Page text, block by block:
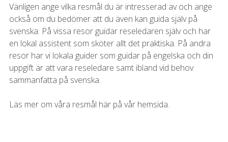
Vänligen ange vilka resmål du är intresserad av och ange
också om du bedömer att du även kan guida själv på
svenska. På vissa resor guidar reseledaren själv och har
en lokal assistent som sköter allt det praktiska. På andra
resor har vi lokala guider som guidar på engelska och din
uppgift är att vara reseledare samt ibland vid behov
sammanfatta på svenska.
Läs mer om våra resmål här på vår hemsida.